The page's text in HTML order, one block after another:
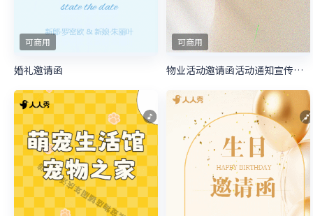
可商用
婚礼邀请函
可商用
物业活动邀请函活动通知宣传邀请函